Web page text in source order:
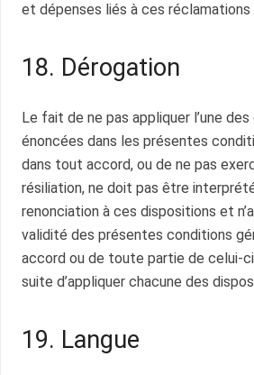
et dépenses liés à ces réclamations
18. Dérogation
Le fait de ne pas appliquer l’une
énoncées dans les présentes
dans tout accord, ou de ne pas
résiliation, ne doit pas être
renonciation à ces dispositions et
validité des présentes conditions
accord ou de toute partie de celui-
suite d’appliquer chacune des
19. Langue